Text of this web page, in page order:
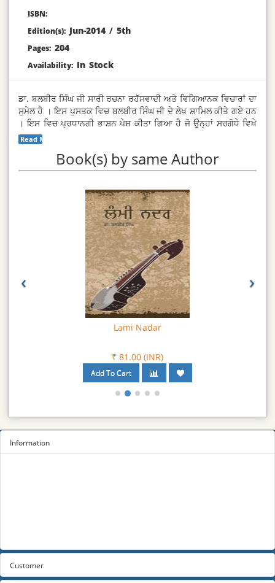
ISBN:
Edition(s): Jun-2014 / 5th
Pages: 204
Availability: In Stock
ਡਾ. ਬਲਬੀਰ ਸਿੰਘ ਜੀ ਸਾਰੀ ਰਚਨਾ ਰਹੱਸਵਾਦੀ ਅਤੇ ਵਿਗਿਆਨਕ ਵਿਚਾਰਾਂ ਦਾ
ਸੁਮੇਲ ਹੈ । ਇਸ ਪੁਸਤਕ ਵਿਚ ਬਲਬੀਰ ਸਿੰਘ ਜੀ ਦੇ ਲੇਖ ਸ਼ਾਮਿਲ ਕੀਤੇ ਗਏ ਹਨ
। ਇਸ ਵਿਚ ਪ੍ਰਧਾਨਗੀ ਭਾਸ਼ਨ ਪੇਸ਼ ਕੀਤਾ ਗਿਆ ਹੈ ਜੋ ਉਨ੍ਹਾਂ ਸਰਗੋਧੇ ਵਿਖੇ
ਦੂਜੀ ਰਾਗਮਾਲਾ ਮੰਡਨ ਕਾਨਫ੍ਰੰਸ ਦਾ ਸਮਾਗਮ ਵਿਚ ਦਿੱਤਾ ਸੀ ।
Read More...
Book(s) by same Author
Lami Nadar
₹ 81.00 (INR)
‹ ›
Information
Customer